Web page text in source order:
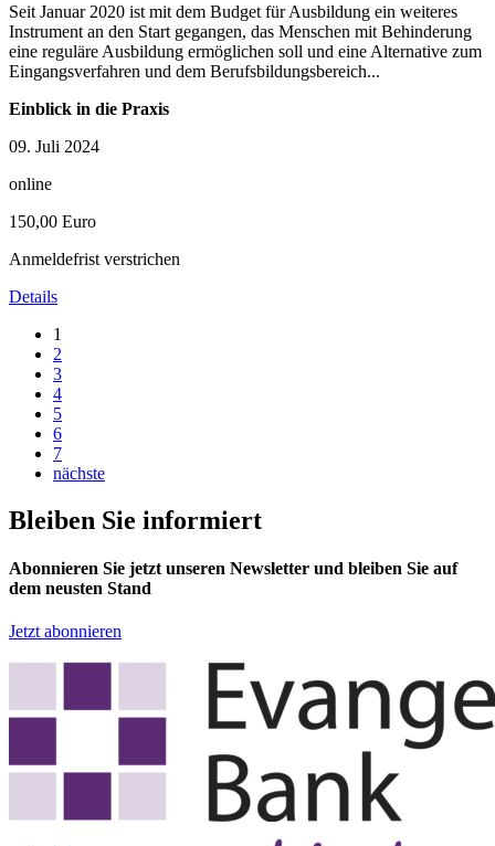
Seit Januar 2020 ist mit dem Budget für Ausbildung ein weiteres
Instrument an den Start gegangen, das Menschen mit Behinderung
eine reguläre Ausbildung ermöglichen soll und eine Alternative zum
Eingangsverfahren und dem Berufsbildungsbereich...
Einblick in die Praxis
09. Juli 2024
online
150,00 Euro
Anmeldefrist verstrichen
Details
1
2
3
4
5
6
7
nächste
Bleiben Sie informiert
Abonnieren Sie jetzt unseren Newsletter und bleiben Sie auf
dem neusten Stand
Jetzt abonnieren